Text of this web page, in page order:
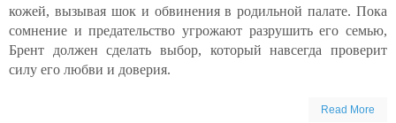
кожей, вызывая шок и обвинения в родильной палате. Пока
сомнение и предательство угрожают разрушить его семью,
Брент должен сделать выбор, который навсегда проверит
силу его любви и доверия.
Read More